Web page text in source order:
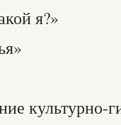
я?»
культурно-